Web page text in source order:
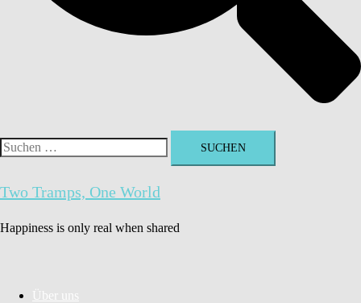
Suchen
Two Tramps, One World
Happiness is only real when shared
Über uns